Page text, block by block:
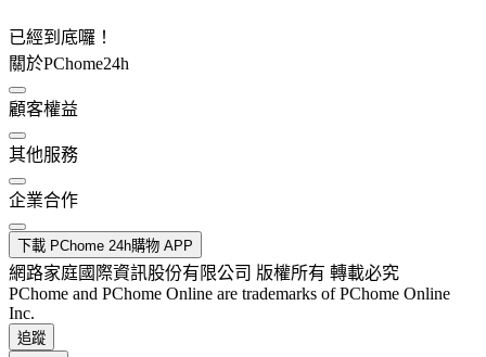
已經到底囉！
關於PChome24h
顧客權益
其他服務
企業合作
下載 PChome 24h購物 APP
網路家庭國際資訊股份有限公司 版權所有 轉載必究
PChome and PChome Online are trademarks of PChome Online
Inc.
追蹤